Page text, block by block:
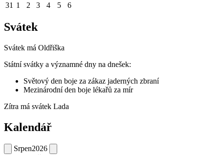
31 1 2 3 4 5 6
Svátek
Svátek má Oldřiška
Státní svátky a významné dny na dnešek:
Světový den boje za zákaz jaderných zbraní
Mezinárodní den boje lékařů za mír
Zítra má svátek Lada
Kalendář
Srpen2026